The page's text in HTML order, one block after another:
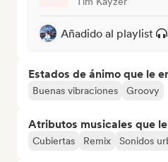
Añadido al playlist
Estados de ánimo que le
Buenas vibraciones Groovy
Atributos musicales que
Cubiertas Remix Sonidos